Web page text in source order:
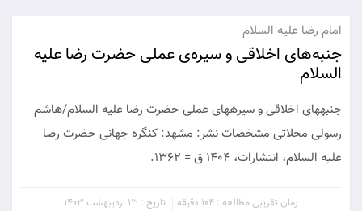
امام رضا علیه السلام
جنبه‌های اخلاقی و سیره‌ی عملی حضرت رضا علیه
السلام
جنبه‏های اخلاقی و سیره‏های عملی حضرت رضا علیه السلام/هاشم
رسولی محلاتی ‏مشخصات نشر: مشهد: کنگره جهانی حضرت رضا
علیه السلام، انتشارات، ۱۴۰۴ ق = ۱۳۶۲.
زمان تقریبی مطالعه : 104 دقیقه تاریخ : 13 اردیبهشت 1403